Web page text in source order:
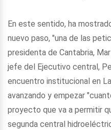
En este sentido, ha
nuevo paso, "una de las
presidenta de Cantabria,
jefe del Ejecutivo central,
encuentro institucional en
avanzando y empezar
proyecto que va a permitir
segunda central